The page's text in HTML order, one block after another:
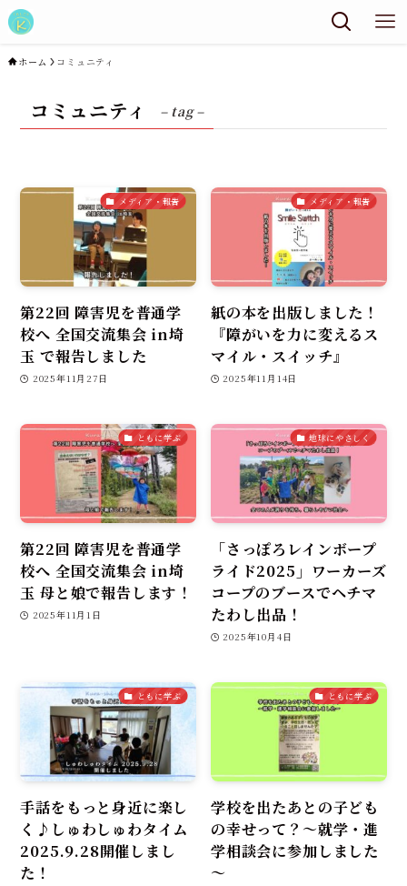
ホーム コミュニティ
コミュニティ – tag –
メディア・報告
第22回 障害児を普通学
校へ 全国交流集会 in埼
玉 で報告しました
2025年11月27日
メディア・報告
紙の本を出版しました！
『障がいを力に変えるス
マイル・スイッチ』
2025年11月14日
ともに学ぶ
第22回 障害児を普通学
校へ 全国交流集会 in埼
玉 母と娘で報告します！
2025年11月1日
地球にやさしく
「さっぽろレインボープ
ライド2025」ワーカーズ
コープのブースでヘチマ
たわし出品！
2025年10月4日
ともに学ぶ
手話をもっと身近に楽し
く♪しゅわしゅわタイム
2025.9.28開催しまし
た！
ともに学ぶ
学校を出たあとの子ども
の幸せって？～就学・進
学相談会に参加しました
～